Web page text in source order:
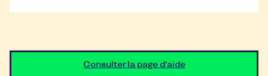
Consulter la page d'aide